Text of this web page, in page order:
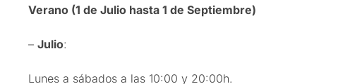
Verano (1 de Julio hasta 1 de Septiembre)
–Julio:
Lunes a sábados a las 10:00 y 20:00h.